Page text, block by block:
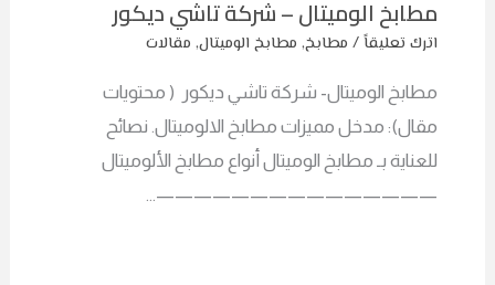
مطابخ الوميتال – شركة تاشي ديكور
اترك تعليقاً /مطابخ ,مطابخ الوميتال,مقالات
مطابخ الوميتال- شركة تاشي ديكور ( محتويات
مقال): مدخل مميزات مطابخ الالوميتال. نصائح
للعناية بـ مطابخ الوميتال أنواع مطابخ الألوميتال
———————————————…